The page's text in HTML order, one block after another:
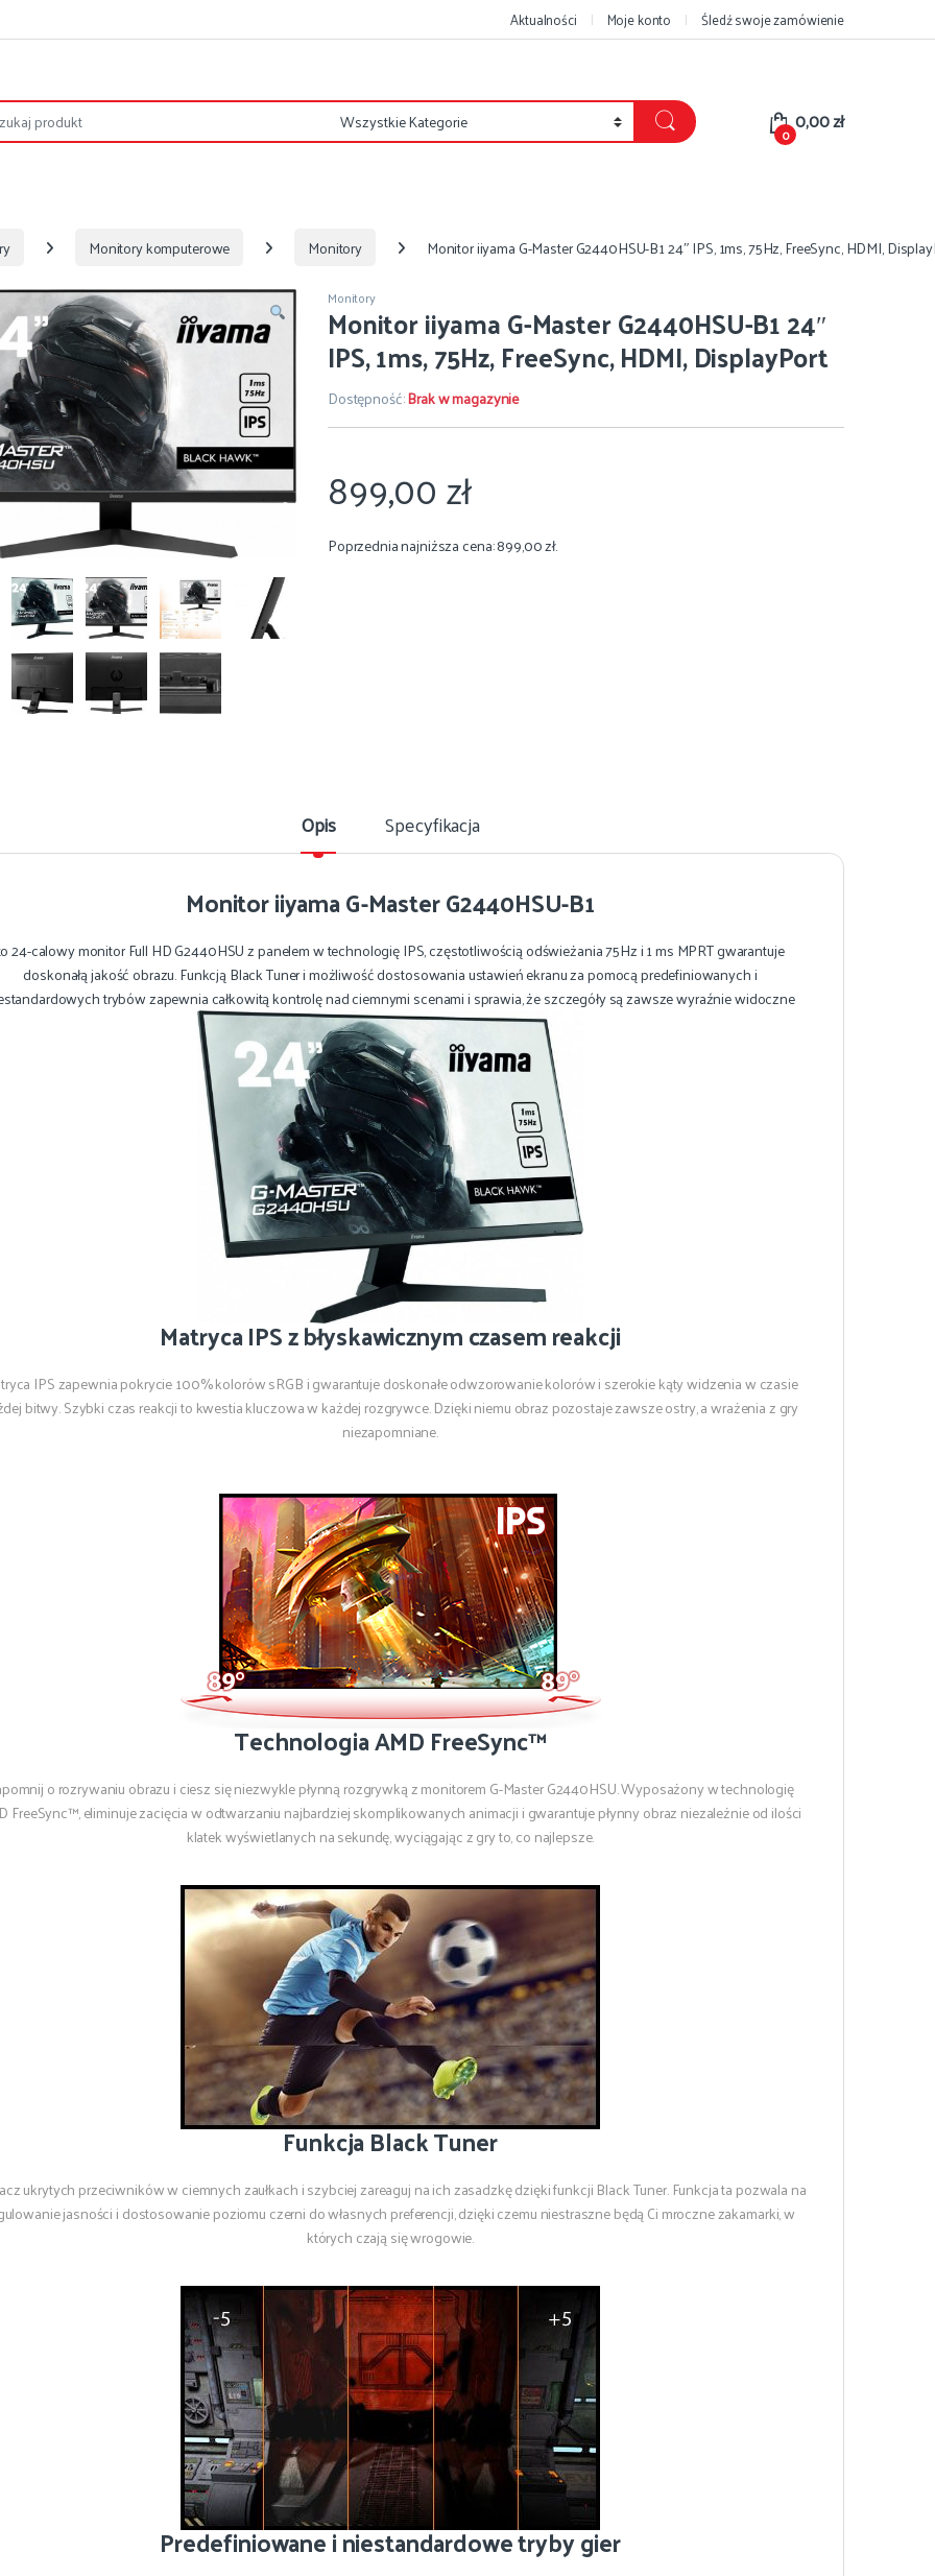
Aktualności Moje konto Śledź swoje zamówienie
0 0,00zł
Monitory komputerowe Monitory Monitor iiyama G-Master G2440HSU-B1 24″ IPS, 1ms, 75Hz, FreeSync, HDMI,
Monitory
Monitor iiyama G-Master G2440HSU-B1 24″
IPS, 1ms, 75Hz, FreeSync, HDMI, DisplayPort
Dostępność:Brak w magazynie
899,00zł
Poprzednia najniższa cena:899,00zł.
Opis Specyfikacja
Monitor iiyama G-Master G2440HSU-B1
24-calowy monitor Full HD G2440HSU z panelem w technologię IPS, częstotliwością odświeżania 75Hz i 1 ms MPRT gwarantuje
doskonałą jakość obrazu. Funkcją Black Tuner i możliwość dostosowania ustawień ekranu za pomocą predefiniowanych i
trybów zapewnia całkowitą kontrolę nad ciemnymi scenami i sprawia, że szczegóły są zawsze wyraźnie widoczne
Matryca IPS z błyskawicznym czasem reakcji
IPS zapewnia pokrycie 100% kolorów sRGB i gwarantuje doskonałe odwzorowanie kolorów i szerokie kąty widzenia w czasie
bitwy. Szybki czas reakcji to kwestia kluczowa w każdej rozgrywce. Dzięki niemu obraz pozostaje zawsze ostry, a wrażenia z gry
niezapomniane.
Technologia AMD FreeSync™
o rozrywaniu obrazu i ciesz się niezwykle płynną rozgrywką z monitorem G-Master G2440HSU. Wyposażony w technologię
FreeSync™, eliminuje zacięcia w odtwarzaniu najbardziej skomplikowanych animacji i gwarantuje płynny obraz niezależnie od ilości
klatek wyświetlanych na sekundę, wyciągając z gry to, co najlepsze.
Funkcja Black Tuner
ukrytych przeciwników w ciemnych zaułkach i szybciej zareaguj na ich zasadzkę dzięki funkcji Black Tuner. Funkcja ta pozwala na
jasności i dostosowanie poziomu czerni do własnych preferencji, dzięki czemu niestraszne będą Ci mroczne zakamarki, w
których czają się wrogowie.
Predefiniowane i niestandardowe tryby gier